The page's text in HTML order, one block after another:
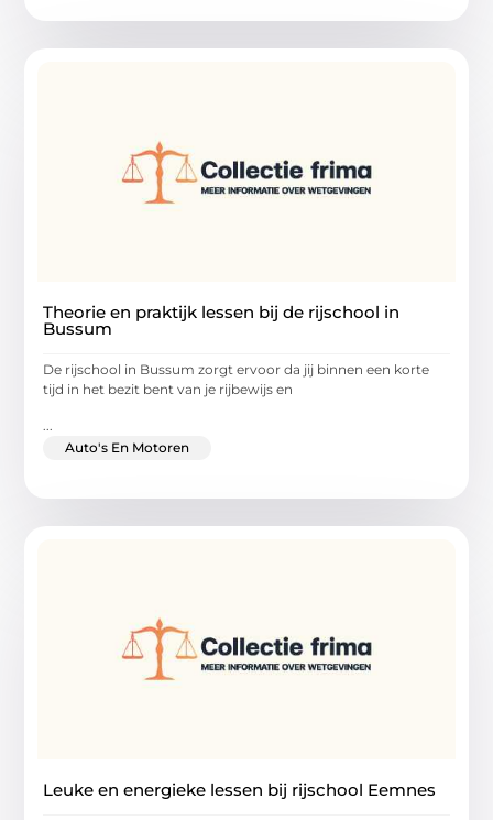
Theorie en praktijk lessen bij de rijschool in
Bussum
De rijschool in Bussum zorgt ervoor da jij binnen een korte
tijd in het bezit bent van je rijbewijs en
Auto's En Motoren
Leuke en energieke lessen bij rijschool Eemnes